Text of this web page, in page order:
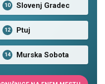
10 Slovenj Gradec
12 Ptuj
14 Murska Sobota